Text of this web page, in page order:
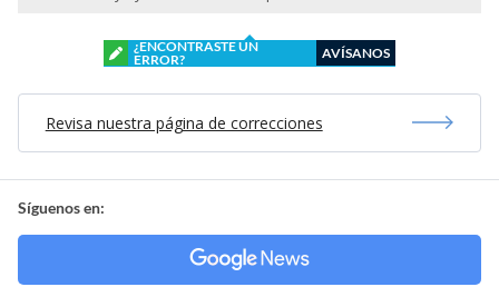
¿ENCONTRASTE UN
ERROR?
AVÍSANOS
Revisa nuestra página de correcciones
Síguenos en: